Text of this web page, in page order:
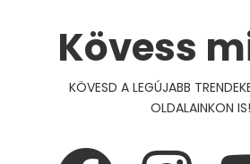
Kövess
KÖVESD A LEGÚJABB
OLDALAINKON IS!